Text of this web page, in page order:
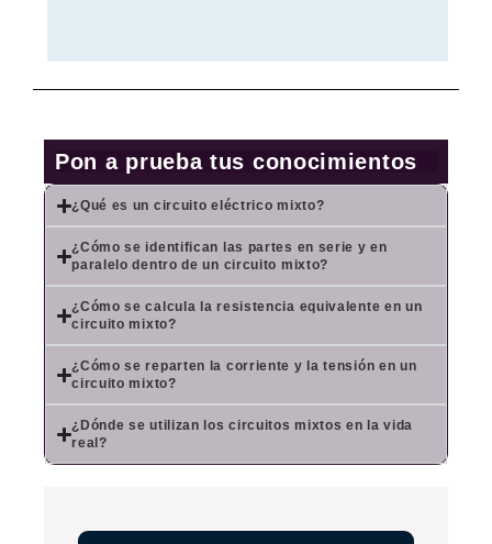
Pon a prueba tus conocimientos
¿Qué es un circuito eléctrico mixto?
¿Cómo se identifican las partes en serie y en
paralelo dentro de un circuito mixto?
¿Cómo se calcula la resistencia equivalente en un
circuito mixto?
¿Cómo se reparten la corriente y la tensión en un
circuito mixto?
¿Dónde se utilizan los circuitos mixtos en la vida
real?